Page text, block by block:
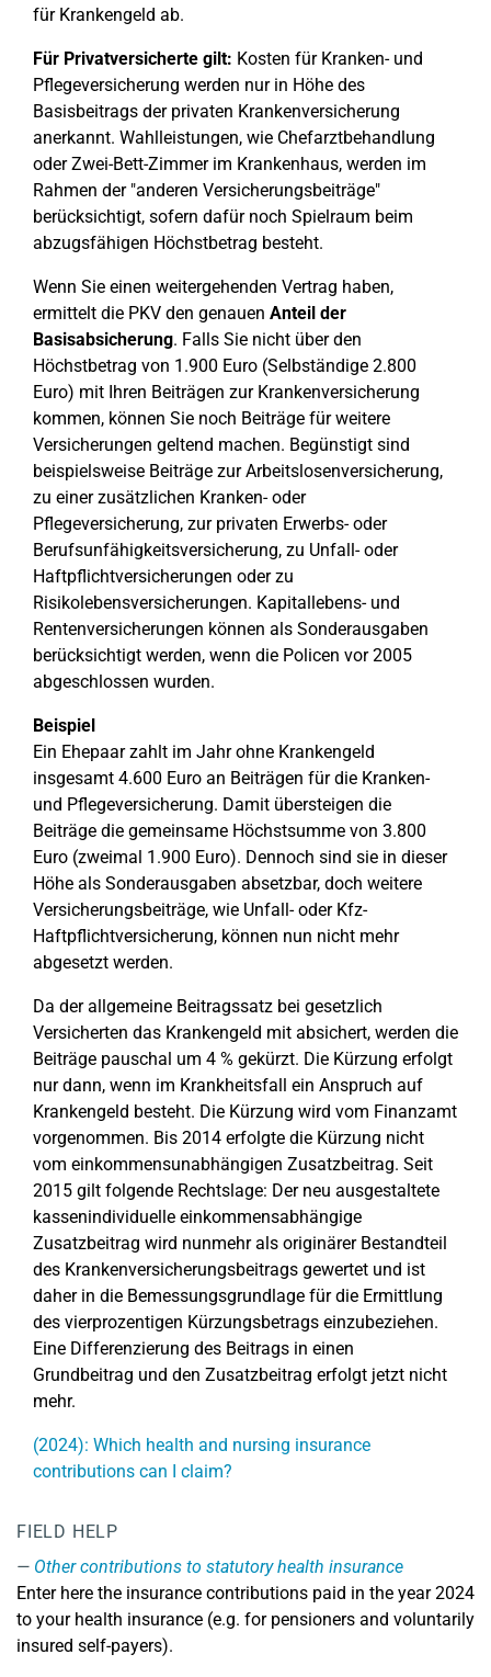
für Krankengeld ab.
Für Privatversicherte gilt: Kosten für Kranken- und
Pflegeversicherung werden nur in Höhe des
Basisbeitrags der privaten Krankenversicherung
anerkannt. Wahlleistungen, wie Chefarztbehandlung
oder Zwei-Bett-Zimmer im Krankenhaus, werden im
Rahmen der "anderen Versicherungsbeiträge"
berücksichtigt, sofern dafür noch Spielraum beim
abzugsfähigen Höchstbetrag besteht.
Wenn Sie einen weitergehenden Vertrag haben,
ermittelt die PKV den genauen Anteil der
Basisabsicherung. Falls Sie nicht über den
Höchstbetrag von 1.900 Euro (Selbständige 2.800
Euro) mit Ihren Beiträgen zur Krankenversicherung
kommen, können Sie noch Beiträge für weitere
Versicherungen geltend machen. Begünstigt sind
beispielsweise Beiträge zur Arbeitslosenversicherung,
zu einer zusätzlichen Kranken- oder
Pflegeversicherung, zur privaten Erwerbs- oder
Berufsunfähigkeitsversicherung, zu Unfall- oder
Haftpflichtversicherungen oder zu
Risikolebensversicherungen. Kapitallebens- und
Rentenversicherungen können als Sonderausgaben
berücksichtigt werden, wenn die Policen vor 2005
abgeschlossen wurden.
Beispiel
Ein Ehepaar zahlt im Jahr ohne Krankengeld
insgesamt 4.600 Euro an Beiträgen für die Kranken-
und Pflegeversicherung. Damit übersteigen die
Beiträge die gemeinsame Höchstsumme von 3.800
Euro (zweimal 1.900 Euro). Dennoch sind sie in dieser
Höhe als Sonderausgaben absetzbar, doch weitere
Versicherungsbeiträge, wie Unfall- oder Kfz-
Haftpflichtversicherung, können nun nicht mehr
abgesetzt werden.
Da der allgemeine Beitragssatz bei gesetzlich
Versicherten das Krankengeld mit absichert, werden die
Beiträge pauschal um 4 % gekürzt. Die Kürzung erfolgt
nur dann, wenn im Krankheitsfall ein Anspruch auf
Krankengeld besteht. Die Kürzung wird vom Finanzamt
vorgenommen. Bis 2014 erfolgte die Kürzung nicht
vom einkommensunabhängigen Zusatzbeitrag. Seit
2015 gilt folgende Rechtslage: Der neu ausgestaltete
kassenindividuelle einkommensabhängige
Zusatzbeitrag wird nunmehr als originärer Bestandteil
des Krankenversicherungsbeitrags gewertet und ist
daher in die Bemessungsgrundlage für die Ermittlung
des vierprozentigen Kürzungsbetrags einzubeziehen.
Eine Differenzierung des Beitrags in einen
Grundbeitrag und den Zusatzbeitrag erfolgt jetzt nicht
mehr.
(2024): Which health and nursing insurance
contributions can I claim?
FIELD HELP
Other contributions to statutory health insurance
Enter here the insurance contributions paid in the year 2024
to your health insurance (e.g. for pensioners and voluntarily
insured self-payers).